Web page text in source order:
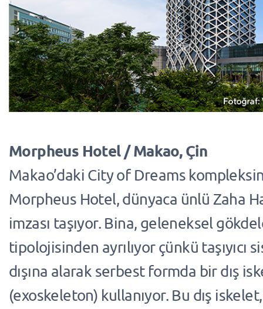
Morpheus Hotel / Makao, Çin
Makao’daki City of Dreams
Morpheus Hotel, dünyaca ünlü Zaha
imzası taşıyor. Bina, geleneksel
tipolojisinden ayrılıyor çünkü taşıyıcı
dışına alarak serbest formda bir dış
(exoskeleton) kullanıyor. Bu dış